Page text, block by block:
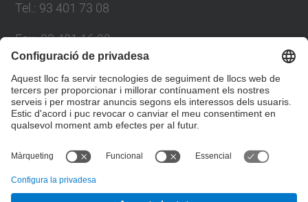
Tel. : 93 401 73 08
Fax:93 401 16 22
Directori UPC
Formulari de contacte